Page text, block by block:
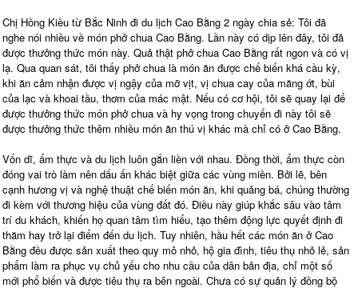
Chị Hồng Kiều từ Bắc Ninh đi du lịch Cao Bằng 2 ngày chia sẻ: Tôi đã
nghe nói nhiều về món phở chua Cao Bằng. Lần này có dịp lên đây, tôi đã
được thưởng thức món này. Quả thật phở chua Cao Bằng rất ngon và có vị
lạ. Qua quan sát, tôi thấy phở chua là món ăn được chế biến khá cầu kỳ,
khi ăn cảm nhận được vị ngậy của mỡ vịt, vị chua cay của măng ớt, bùi
của lạc và khoai tầu, thơm của mác mật. Nếu có cơ hội, tôi sẽ quay lại để
được thưởng thức món phở chua và hy vọng trong chuyến đi này tôi sẽ
được thưởng thức thêm nhiều món ăn thú vị khác mà chỉ có ở Cao Bằng.
Vốn dĩ, ẩm thực và du lịch luôn gắn liền với nhau. Đồng thời, ẩm thực còn
đóng vai trò làm nên dấu ấn khác biệt giữa các vùng miền. Bởi lẽ, bên
cạnh hương vị và nghệ thuật chế biến món ăn, khi quảng bá, chúng thường
đi kèm với thương hiệu của vùng đất đó. Điều này giúp khắc sâu vào tâm
trí du khách, khiến họ quan tâm tìm hiểu, tạo thêm động lực quyết định đi
thăm hay trở lại điểm đến du lịch. Tuy nhiên, hầu hết các món ăn ở Cao
Bằng đều được sản xuất theo quy mô nhỏ, hộ gia đình, tiêu thụ nhỏ lẻ, sản
phẩm làm ra phục vụ chủ yếu cho nhu cầu của dân bản địa, chỉ một số
mới phổ biến và được tiêu thụ ra bên ngoài. Chưa có sự quản lý đồng bộ